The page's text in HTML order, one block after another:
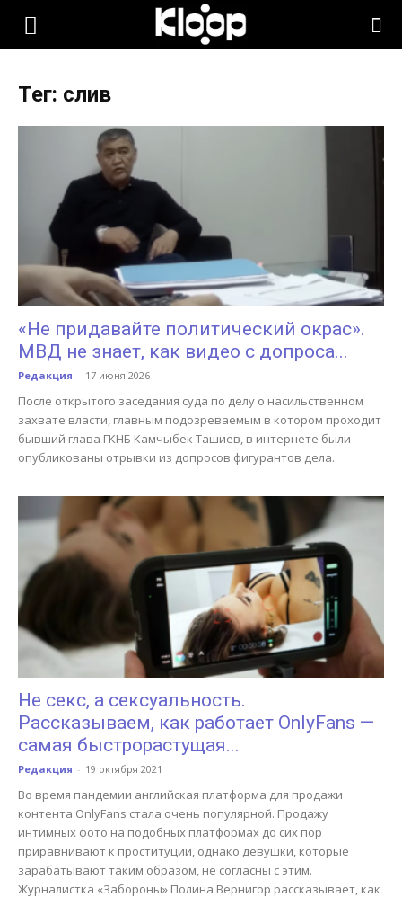
KLOOP.KG
Кыргызстана
Тег: слив
«Не придавайте политический окрас».
МВД не знает, как видео с допроса...
Редакция - 17 июня 2026
После открытого заседания суда по делу о насильственном
захвате власти, главным подозреваемым в котором проходит
бывший глава ГКНБ Камчыбек Ташиев, в интернете были
опубликованы отрывки из допросов фигурантов дела.
Не секс, а сексуальность.
Рассказываем, как работает OnlyFans —
самая быстрорастущая...
Редакция - 19 октября 2021
Во время пандемии английская платформа для продажи
контента OnlyFans стала очень популярной. Продажу
интимных фото на подобных платформах до сих пор
приравнивают к проституции, однако девушки, которые
зарабатывают таким образом, не согласны с этим.
Журналистка «Забороны» Полина Вернигор рассказывает, как